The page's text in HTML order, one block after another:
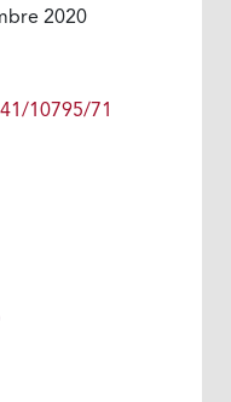
2020
10795/71